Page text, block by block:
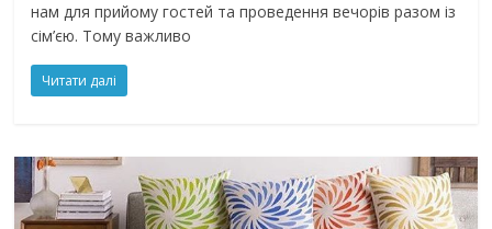
нам для прийому гостей та проведення вечорів разом із
сім’єю. Тому важливо
Читати далі